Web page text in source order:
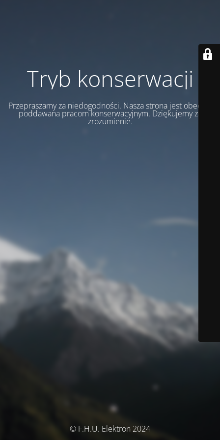
Tryb konserwacji
Przepraszamy za niedogodności. Nasza strona jest obecnie
poddawana pracom konserwacyjnym. Dziękujemy za
zrozumienie.
© F.H.U. Elektron 2024